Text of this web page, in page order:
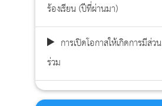
ร้องเรียน (ปีที่ผ่านมา)
การเปิดโอกาสให้เกิดการมีส่วน
ร่วม